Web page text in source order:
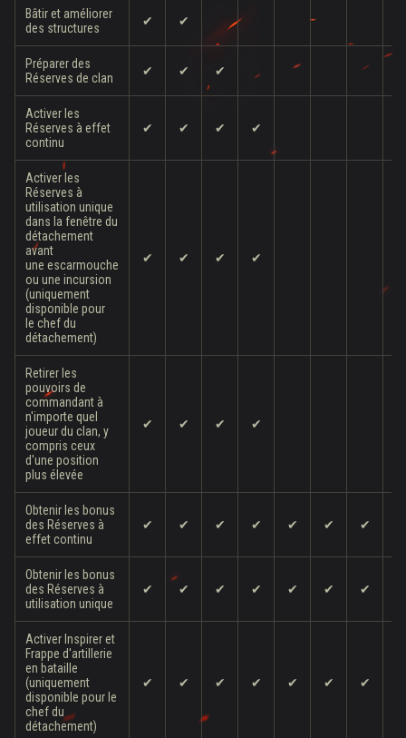
Bâtir et améliorer
des structures
✔ ✔
Préparer des
Réserves de clan
✔ ✔ ✔
Activer les
Réserves à effet
continu
✔ ✔ ✔ ✔
Activer les
Réserves à
utilisation unique
dans la fenêtre du
détachement
avant
une escarmouche
ou une incursion
(uniquement
disponible pour
le chef du
détachement)
✔ ✔ ✔ ✔
Retirer les
pouvoirs de
commandant à
n'importe quel
joueur du clan, y
compris ceux
d'une position
plus élevée
✔ ✔ ✔ ✔
Obtenir les bonus
des Réserves à
effet continu
✔ ✔ ✔ ✔ ✔ ✔ ✔
Obtenir les bonus
des Réserves à
utilisation unique
✔ ✔ ✔ ✔ ✔ ✔ ✔
Activer Inspirer et
Frappe d'artillerie
en bataille
(uniquement
disponible pour le
chef du
détachement)
✔ ✔ ✔ ✔ ✔ ✔ ✔